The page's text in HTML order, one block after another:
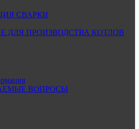
СВАРКИ
ДЛЯ ПРОИЗВОДСТВА КОТЛОВ
ВОПРОСЫ